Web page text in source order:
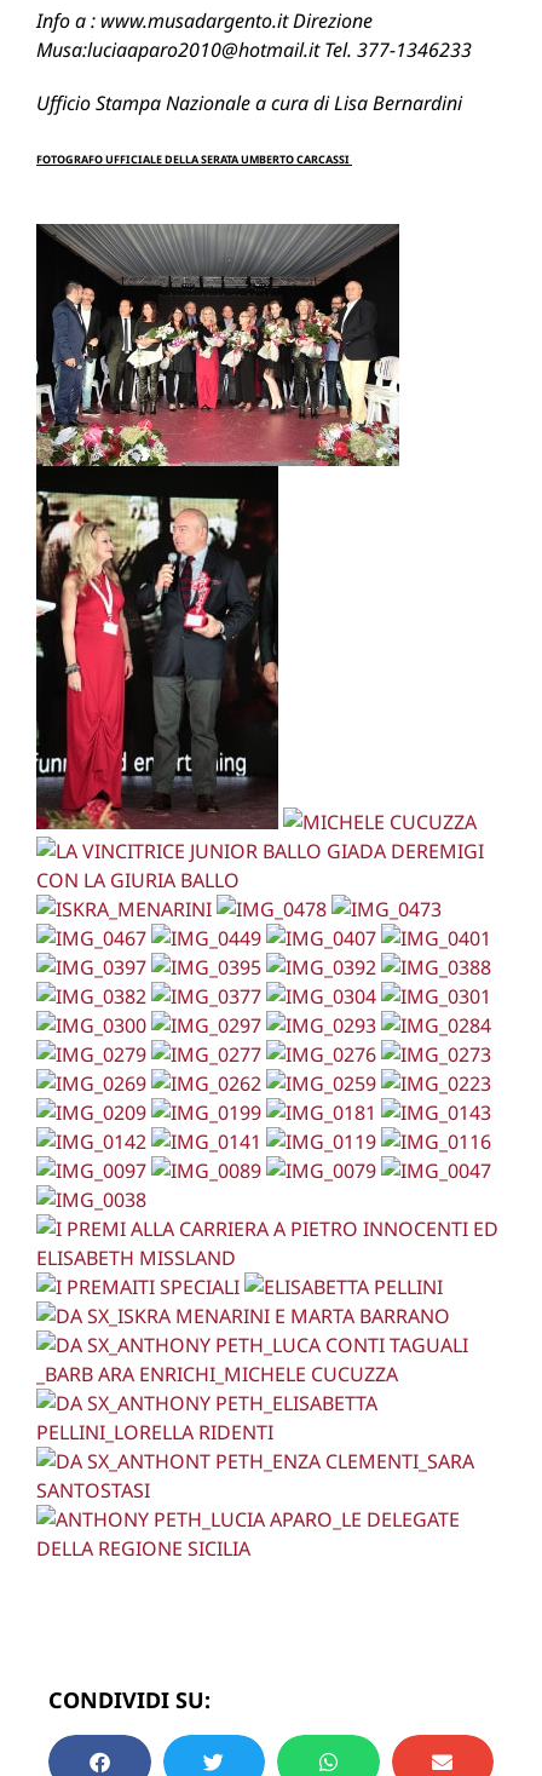
Info a : www.musadargento.it Direzione
Musa:luciaaparo2010@hotmail.it Tel. 377-1346233
Ufficio Stampa Nazionale a cura di Lisa Bernardini
FOTOGRAFO UFFICIALE DELLA SERATA UMBERTO CARCASSI
CONDIVIDI SU: